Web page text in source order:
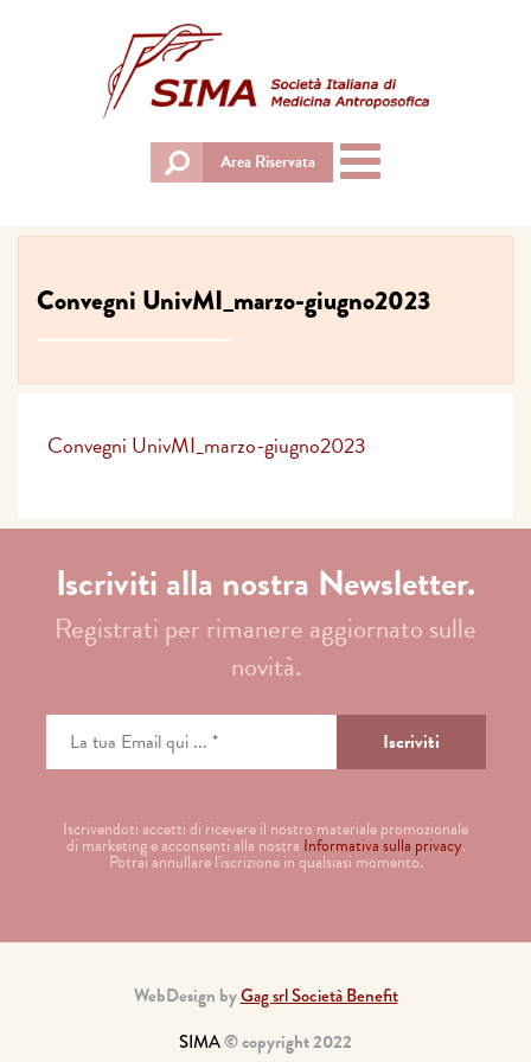
Area Riservata
Toggle
navigation
Convegni UnivMI_marzo-giugno2023
Convegni UnivMI_marzo-giugno2023
Iscriviti alla nostra Newsletter.
Registrati per rimanere aggiornato sulle
novità.
Iscrivendoti accetti di ricevere il nostro materiale promozionale
di marketing e acconsenti alla nostra Informativa sulla privacy.
Potrai annullare l'iscrizione in qualsiasi momento.
WebDesign byGag srl Società Benefit
SIMA© copyright 2022